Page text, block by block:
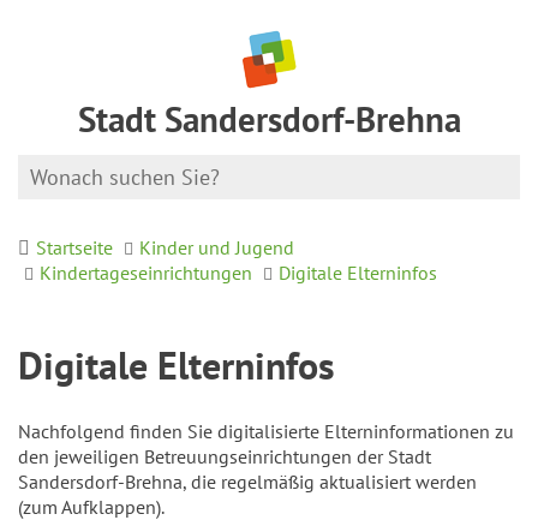
Stadt Sandersdorf-Brehna
Startseite
Kinder und Jugend
Kindertageseinrichtungen
Digitale Elterninfos
Digitale Elterninfos
Nachfolgend finden Sie digitalisierte Elterninformationen zu
den jeweiligen Betreuungseinrichtungen der Stadt
Sandersdorf-Brehna, die regelmäßig aktualisiert werden
(zum Aufklappen).